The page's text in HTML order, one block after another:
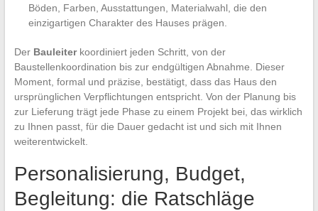
Böden, Farben, Ausstattungen, Materialwahl, die den
einzigartigen Charakter des Hauses prägen.
Der Bauleiterkoordiniert jeden Schritt, von der
Baustellenkoordination bis zur endgültigen Abnahme. Dieser
Moment, formal und präzise, bestätigt, dass das Haus den
ursprünglichen Verpflichtungen entspricht. Von der Planung bis
zur Lieferung trägt jede Phase zu einem Projekt bei, das wirklich
zu Ihnen passt, für die Dauer gedacht ist und sich mit Ihnen
weiterentwickelt.
Personalisierung, Budget,
Begleitung: die Ratschläge